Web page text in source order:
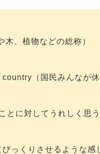
、植物などの総称）
（国民みんなが休
に対してうれしく思う
っくりさせるような感